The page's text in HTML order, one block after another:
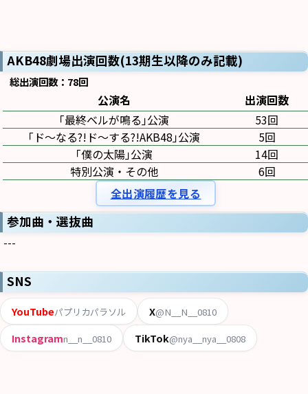
AKB48劇場出演回数(13期生以降のみ記載)
総出演回数：78回
公演名
出演回数
｢最終ベルが鳴る｣公演
53回
｢ド〜なる?!ド〜する?!AKB48｣公演
5回
｢僕の太陽｣公演
14回
特別公演・その他
6回
全出演履歴を見る
参加曲・選抜曲
---
SNS
YouTubeパプリカパラソル X@N__N__0810
Instagramn__n__0810 TikTok@nya__nya__0808